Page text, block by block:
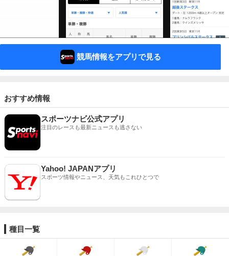
競馬情報をアプリで見る
おすすめ情報
スポーツナビ公式アプリ
注目のレースも最新ニュースも逃さない
Yahoo! JAPANアプリ
スポーツ情報やニュース、天気もこれひとつで
種目一覧